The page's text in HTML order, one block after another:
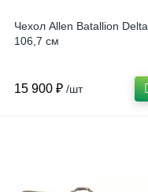
Чехол Allen Batallion Delta
106,7 см
15 900 ₽ /шт